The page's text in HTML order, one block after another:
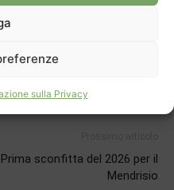
sulla Privacy
Prima sconfitta del 2026 per il
Mendrisio